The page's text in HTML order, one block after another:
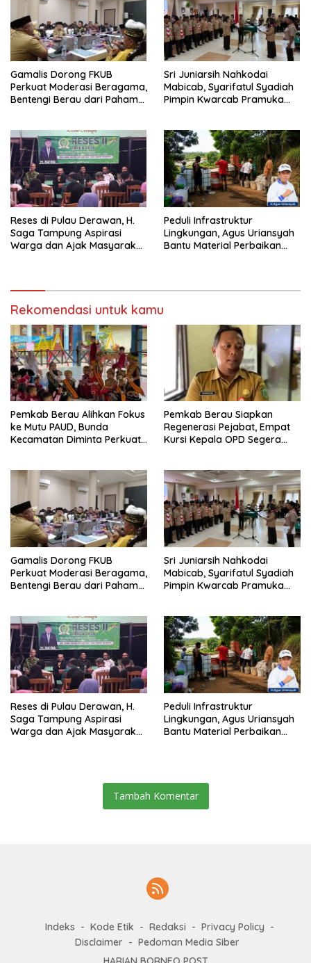
Gamalis Dorong FKUB
Perkuat Moderasi Beragama,
Bentengi Berau dari Paham
Sri Juniarsih Nahkodai
Mabicab, Syarifatul Syadiah
Pimpin Kwarcab Pramuka
Reses di Pulau Derawan, H.
Saga Tampung Aspirasi
Warga dan Ajak Masyarakat
Peduli Infrastruktur
Lingkungan, Agus Uriansyah
Bantu Material Perbaikan
Rekomendasi untuk kamu
Pemkab Berau Alihkan Fokus
ke Mutu PAUD, Bunda
Kecamatan Diminta Perkuat
Pemkab Berau Siapkan
Regenerasi Pejabat, Empat
Kursi Kepala OPD Segera
Gamalis Dorong FKUB
Perkuat Moderasi Beragama,
Bentengi Berau dari Paham
Sri Juniarsih Nahkodai
Mabicab, Syarifatul Syadiah
Pimpin Kwarcab Pramuka
Reses di Pulau Derawan, H.
Saga Tampung Aspirasi
Warga dan Ajak Masyarakat
Peduli Infrastruktur
Lingkungan, Agus Uriansyah
Bantu Material Perbaikan
Tambah Komentar
Indeks Kode Etik Redaksi
Privacy Policy
Disclaimer
Pedoman Media Siber